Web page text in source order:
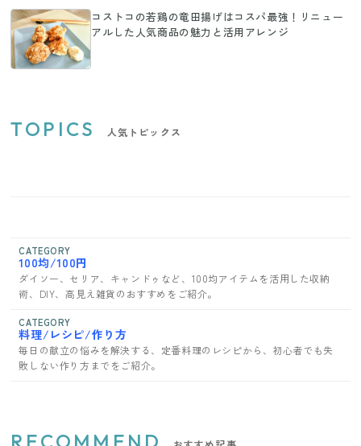
コストコの若鶏の竜田揚げはコスパ最強！リニュー
アルした人気商品の魅力と活用アレンジ
TOPICS 人気トピックス
CATEGORY
100均/100円
ダイソー、セリア、キャンドゥなど、100均アイテムを活用した収納
術、DIY、高見え雑貨のおすすめをご紹介。
CATEGORY
料理/レシピ/作り方
毎日の献立の悩みを解決する、定番料理のレシピから、初心者でも失
敗しない作り方までをご紹介。